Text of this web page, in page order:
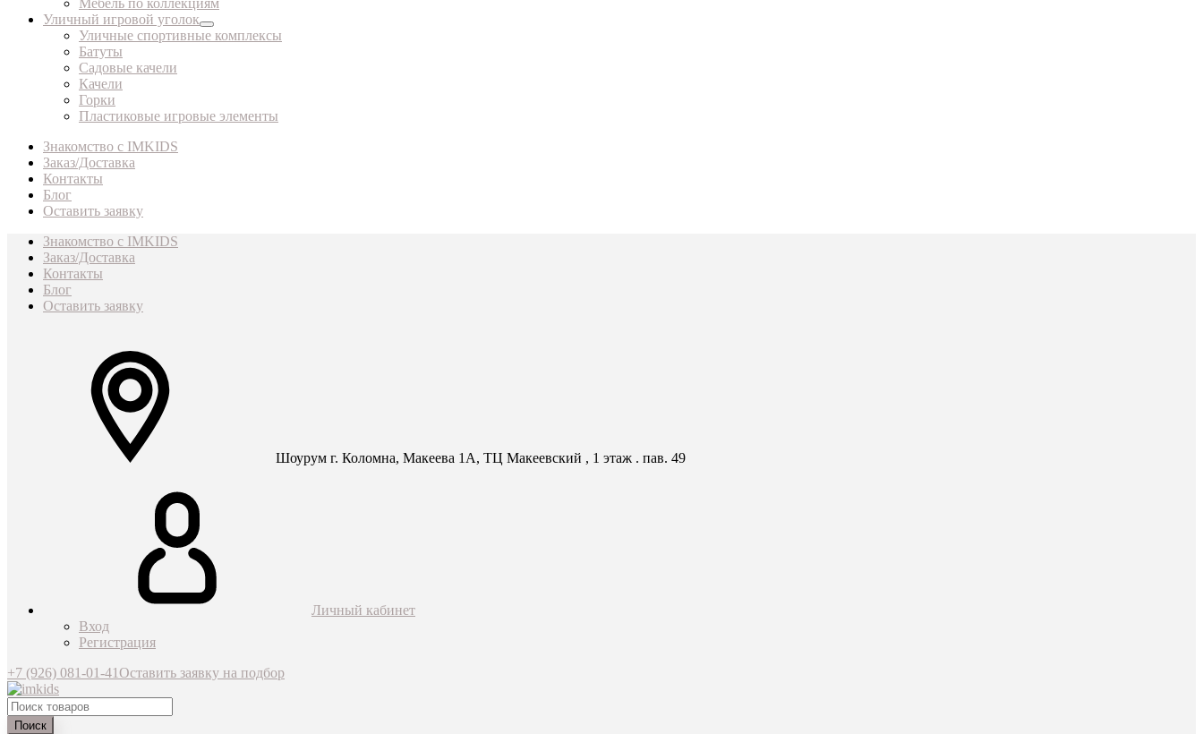
Мебель по коллекциям
Уличный игровой уголок
Уличные спортивные комплексы
Батуты
Садовые качели
Качели
Горки
Пластиковые игровые элементы
Знакомство с IMKIDS
Заказ/Доставка
Контакты
Блог
Оставить заявку
Знакомство с IMKIDS
Заказ/Доставка
Контакты
Блог
Оставить заявку
Шоурум г. Коломна, Макеева 1А, ТЦ Макеевский , 1 этаж . пав. 49
Личный кабинет
Вход
Регистрация
+7 (926) 081-01-41Оставить заявку на подбор
Поиск